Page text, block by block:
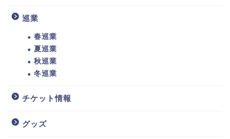
巡業
春巡業
夏巡業
秋巡業
冬巡業
チケット情報
グッズ